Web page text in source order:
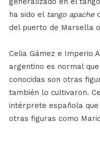
ha sido el tango apache
del puerto de Marsella
Celia Gámez e Imperio
argentino es normal
conocidas son otras
también lo cultivaron.
intérprete española
otras figuras como